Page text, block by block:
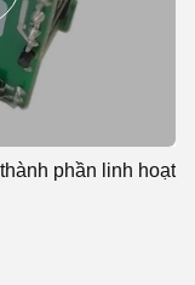
phần linh hoạt